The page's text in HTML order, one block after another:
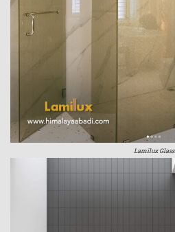
Lamilux Glass